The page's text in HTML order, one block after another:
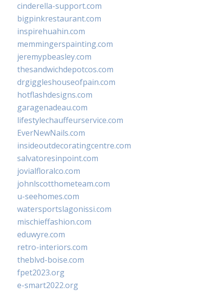
cinderella-support.com
bigpinkrestaurant.com
inspirehuahin.com
memmingerspainting.com
jeremypbeasley.com
thesandwichdepotcos.com
drgiggleshouseofpain.com
hotflashdesigns.com
garagenadeau.com
lifestylechauffeurservice.com
EverNewNails.com
insideoutdecoratingcentre.com
salvatoresinpoint.com
jovialfloralco.com
johnlscotthometeam.com
u-seehomes.com
watersportslagonissi.com
mischieffashion.com
eduwyre.com
retro-interiors.com
theblvd-boise.com
fpet2023.org
e-smart2022.org